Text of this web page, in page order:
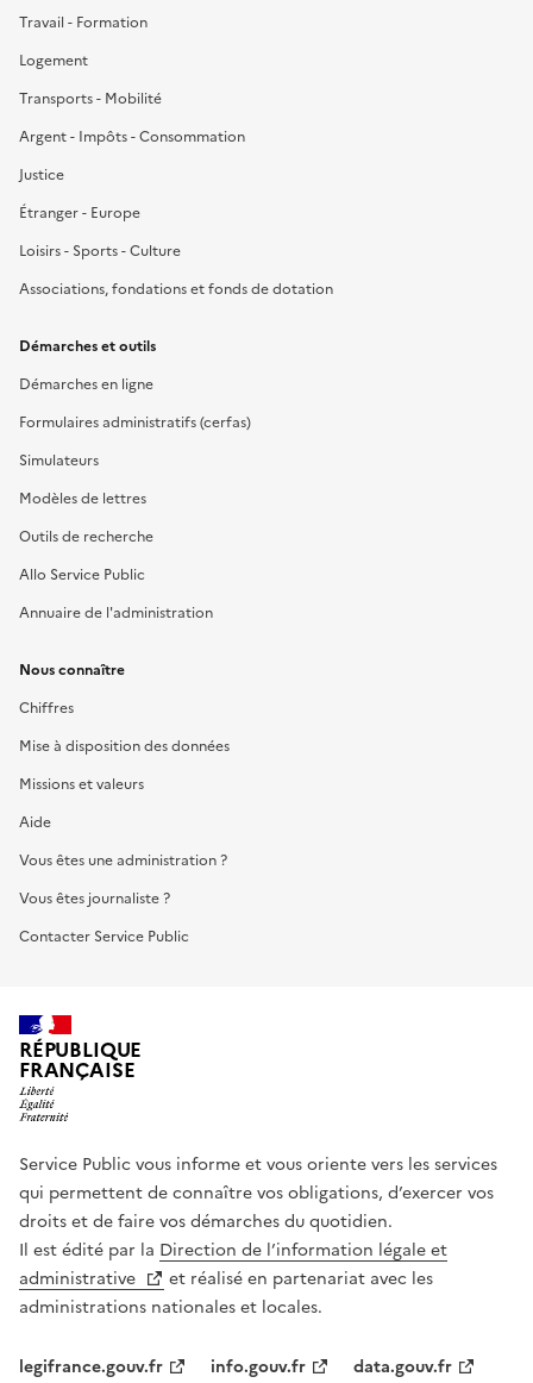
Travail - Formation
Logement
Transports - Mobilité
Argent - Impôts - Consommation
Justice
Étranger - Europe
Loisirs - Sports - Culture
Associations, fondations et fonds de dotation
Démarches et outils
Démarches en ligne
Formulaires administratifs (cerfas)
Simulateurs
Modèles de lettres
Outils de recherche
Allo Service Public
Annuaire de l'administration
Nous connaître
Chiffres
Mise à disposition des données
Missions et valeurs
Aide
Vous êtes une administration ?
Vous êtes journaliste ?
Contacter Service Public
RÉPUBLIQUE
FRANÇAISE
Service Public vous informe et vous oriente vers les services
qui permettent de connaître vos obligations, d’exercer vos
droits et de faire vos démarches du quotidien.
Il est édité par la Direction de l’information légale et
administrative
et réalisé en partenariat avec les
administrations nationales et locales.
legifrance.gouv.fr info.gouv.fr data.gouv.fr